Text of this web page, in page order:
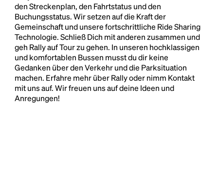
den Streckenplan, den Fahrtstatus und den
Buchungsstatus. Wir setzen auf die Kraft der
Gemeinschaft und unsere fortschrittliche Ride Sharing
Technologie. Schließ Dich mit anderen zusammen und
geh Rally auf Tour zu gehen. In unseren hochklassigen
und komfortablen Bussen musst du dir keine
Gedanken über den Verkehr und die Parksituation
machen. Erfahre mehr über Rally oder nimm Kontakt
mit uns auf. Wir freuen uns auf deine Ideen und
Anregungen!
industry's standarddummy text ever since the
1500s, when an unknown printer took a galley of
type and scrambled it to make a type specimen
book. It has survived not only five centuries, but also
the leap into electronic typesetting, remaining
essentially unchanged.